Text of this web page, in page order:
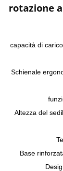
rotazione
capacità di
Schienale
Altezza del
Base